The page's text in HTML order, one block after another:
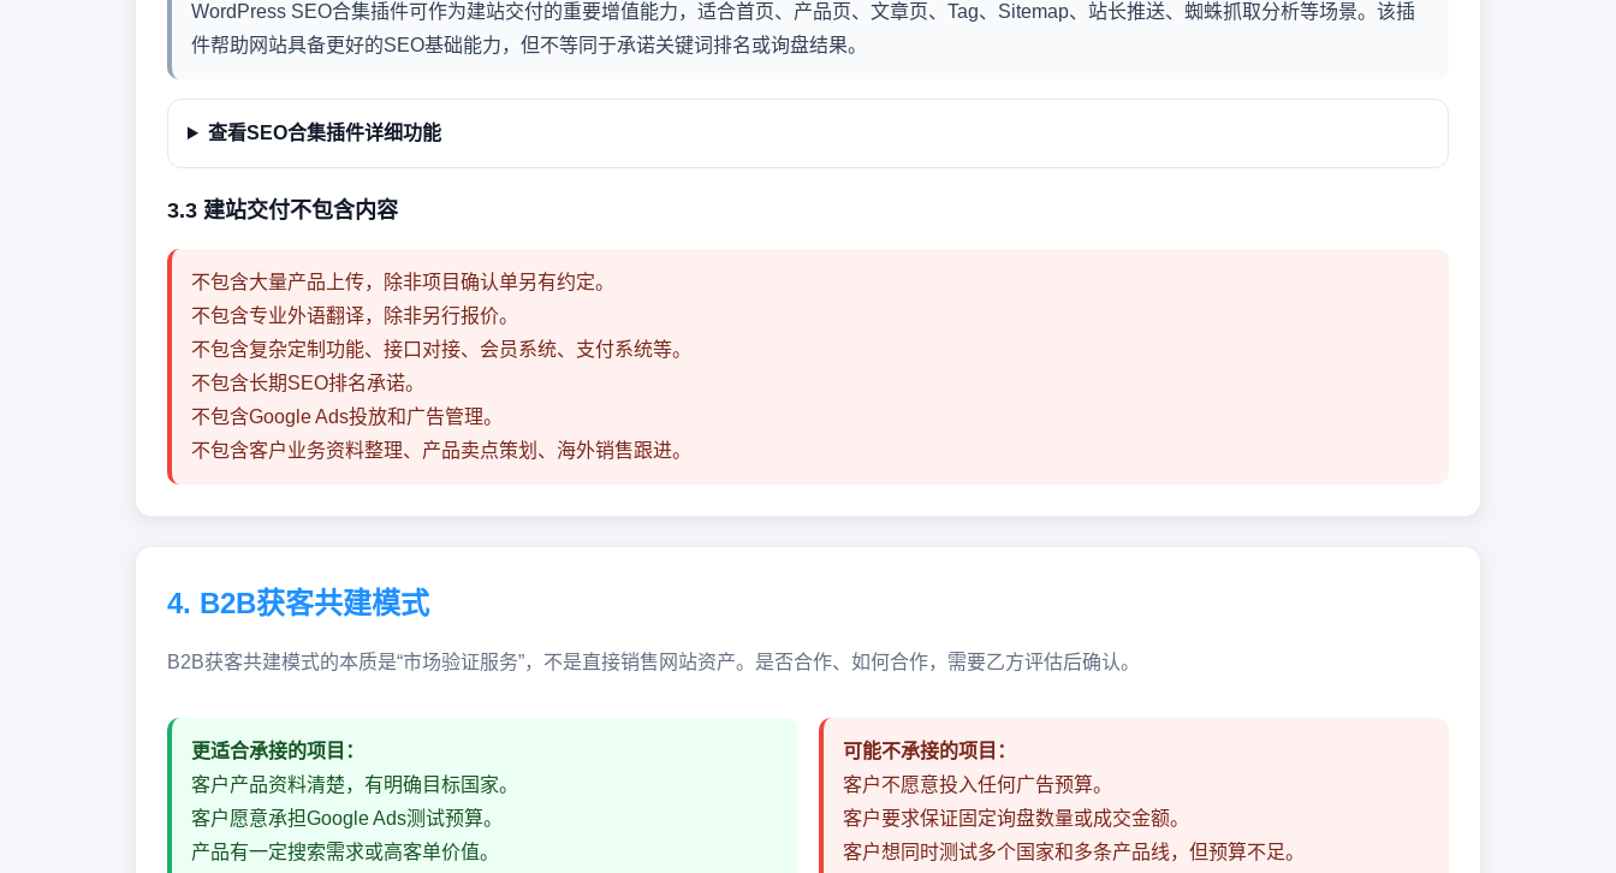
WordPress SEO合集插件可作为建站交付的重要增值能力，适合首页、产品页、文章页、Tag、Sitemap、站长推送、蜘蛛抓取分析等场景。该插
件帮助网站具备更好的SEO基础能力，但不等同于承诺关键词排名或询盘结果。
查看SEO合集插件详细功能
3.3 建站交付不包含内容
不包含大量产品上传，除非项目确认单另有约定。
不包含专业外语翻译，除非另行报价。
不包含复杂定制功能、接口对接、会员系统、支付系统等。
不包含长期SEO排名承诺。
不包含Google Ads投放和广告管理。
不包含客户业务资料整理、产品卖点策划、海外销售跟进。
4. B2B获客共建模式
B2B获客共建模式的本质是“市场验证服务”，不是直接销售网站资产。是否合作、如何合作，需要乙方评估后确认。
更适合承接的项目：
客户产品资料清楚，有明确目标国家。
客户愿意承担Google Ads测试预算。
产品有一定搜索需求或高客单价值。
可能不承接的项目：
客户不愿意投入任何广告预算。
客户要求保证固定询盘数量或成交金额。
客户想同时测试多个国家和多条产品线，但预算不足。